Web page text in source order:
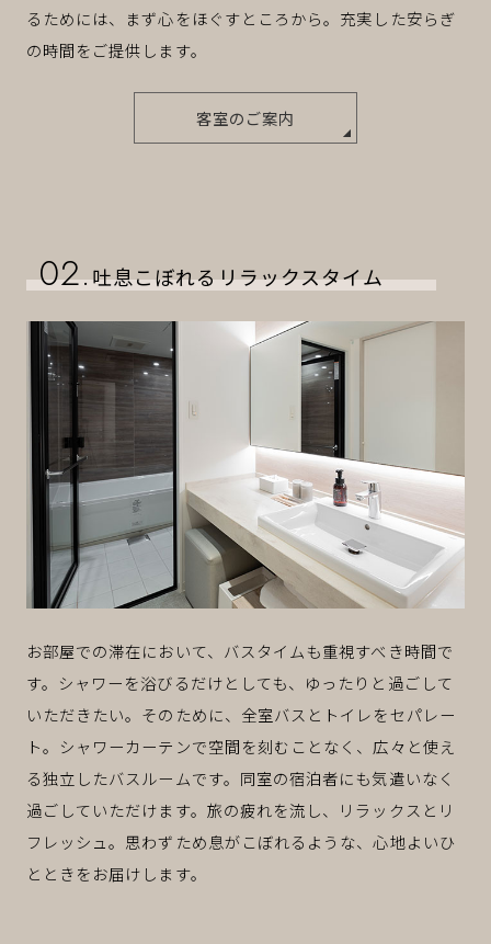
るためには、まず心をほぐすところから。充実した安らぎ
の時間をご提供します。
客室のご案内
02.吐息こぼれるリラックスタイム
お部屋での滞在において、バスタイムも重視すべき時間で
す。シャワーを浴びるだけとしても、ゆったりと過ごして
いただきたい。そのために、全室バスとトイレをセパレー
ト。シャワーカーテンで空間を刻むことなく、広々と使え
る独立したバスルームです。同室の宿泊者にも気遣いなく
過ごしていただけます。旅の疲れを流し、リラックスとリ
フレッシュ。思わずため息がこぼれるような、心地よいひ
とときをお届けします。